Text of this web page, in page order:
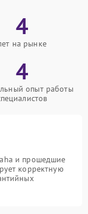
4
на рынке
4
опыт работы
и прошедшие
корректную